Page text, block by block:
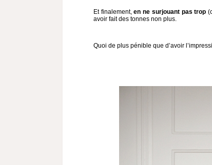
Et finalement,en ne surjouant pas trop
avoir fait des tonnes non plus.
Quoi de plus pénible que d’avoir